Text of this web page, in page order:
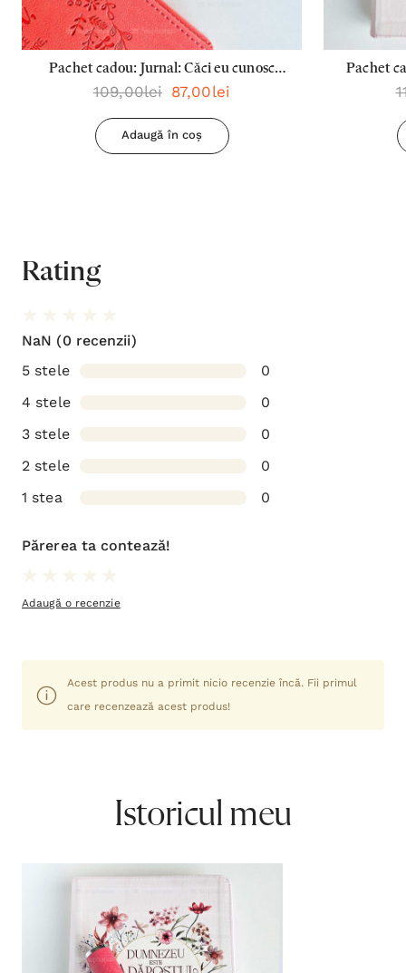
Pachet cadou: Jurnal: Căci eu cunosc
planurile + Pix: Dragostea este
răbdătoare
109,00lei 87,00lei
Adaugă în coș
Pachet
Rating
NaN (0 recenzii)
5 stele
0
4 stele
0
3 stele
0
2 stele
0
1 stea
0
Părerea ta contează!
Adaugă o recenzie
Acest produs nu a primit nicio recenzie încă. Fii primul
care recenzează acest produs!
Istoricul meu